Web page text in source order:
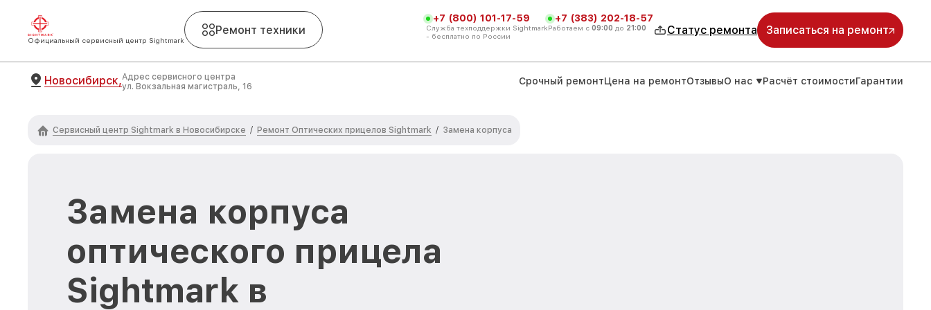
Официальный сервисный центр Sightmark
Ремонт техники
+7 (800) 101-17-59
Служба техподдержки Sightmark
- бесплатно по России
+7 (383) 202-18-57
Работаем с 09:00 до 21:00 Статус ремонта Записаться на ремонт
Новосибирск,Адрес сервисного центра
ул. Вокзальная магистраль, 16
Срочный ремонтЦена на ремонтОтзывыО нас Расчёт стоимостиГарантии
Сервисный центр Sightmark в Новосибирске / Ремонт Оптических прицелов Sightmark / Замена корпуса
Замена корпуса
оптического прицела
Sightmark в